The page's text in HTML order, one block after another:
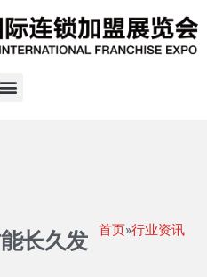
长久发
首页»行业资讯